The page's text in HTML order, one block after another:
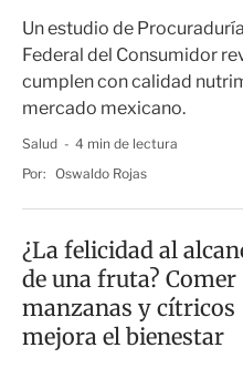
Un estudio de Procuraduría
Federal del Consumidor
cumplen con calidad
mercado mexicano.
Salud
4 min de lectura
Por: Oswaldo Rojas
¿La felicidad al
de una fruta? Comer
manzanas y cítricos
mejora el bienestar